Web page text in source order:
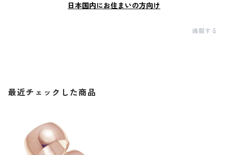
日本国内にお住まいの方向け
通報する
最近チェックした商品